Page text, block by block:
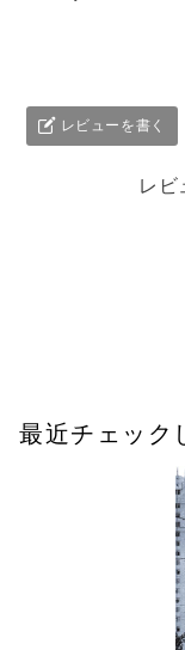
レビューを書く
レビ
最近チェック